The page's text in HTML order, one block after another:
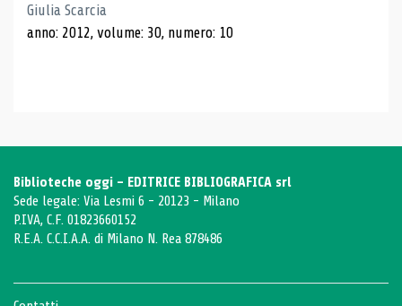
Giulia Scarcia
anno: 2012, volume: 30, numero: 10
Biblioteche oggi - EDITRICE BIBLIOGRAFICA srl
Sede legale: Via Lesmi 6 - 20123 - Milano
P.IVA, C.F. 01823660152
R.E.A. C.C.I.A.A. di Milano N. Rea 878486